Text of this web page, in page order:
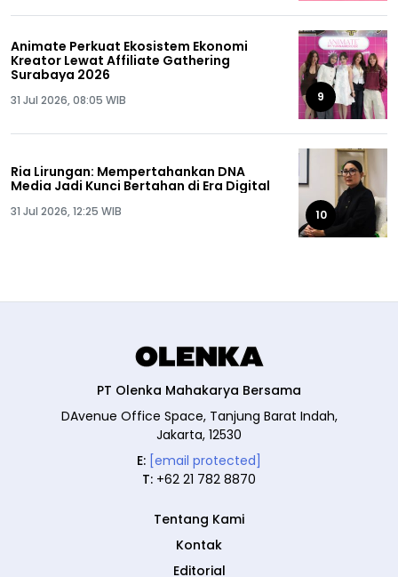
Animate Perkuat Ekosistem Ekonomi
Kreator Lewat Affiliate Gathering
Surabaya 2026
31 Jul 2026, 08:05 WIB 9
Ria Lirungan: Mempertahankan DNA
Media Jadi Kunci Bertahan di Era Digital
31 Jul 2026, 12:25 WIB 10
PT Olenka Mahakarya Bersama
DAvenue Office Space, Tanjung Barat Indah,
Jakarta, 12530
E: [email protected]
T: +62 21 782 8870
Tentang Kami
Kontak
Editorial